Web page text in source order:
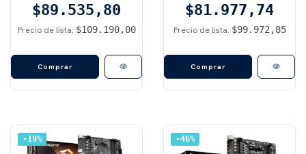
$89.535,80
Precio de lista: $109.190,00
$81.977,74
Precio de lista: $99.972,85
19% 46%